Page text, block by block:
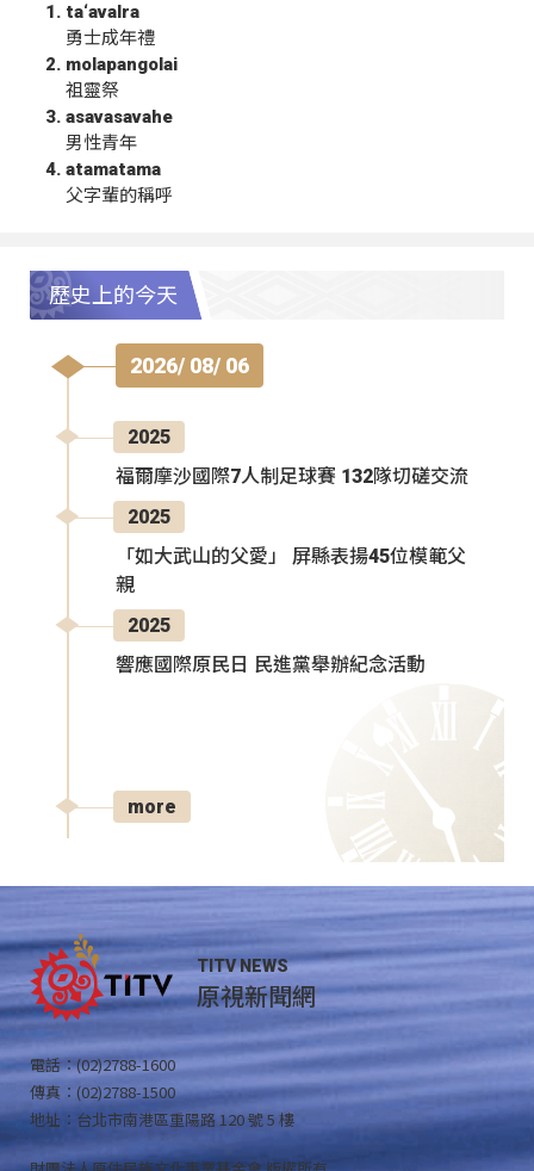
ta‘avalra
勇士成年禮
molapangolai
祖靈祭
asavasavahe
男性青年
atamatama
父字輩的稱呼
歷史上的今天
2026/ 08/ 06
2025
福爾摩沙國際7人制足球賽 132隊切磋交流
2025
「如大武山的父愛」 屏縣表揚45位模範父
親
2025
響應國際原民日 民進黨舉辦紀念活動
more
TITV NEWS
原視新聞網
電話：(02)2788-1600
傳真：(02)2788-1500
地址：台北市南港區重陽路 120 號 5 樓